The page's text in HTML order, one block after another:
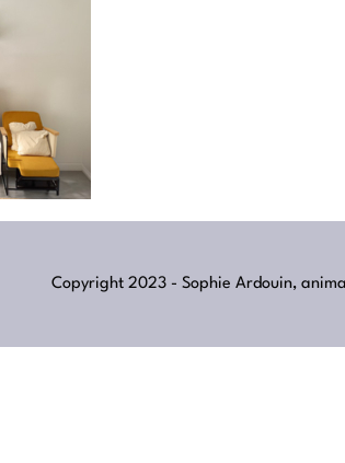
Copyright 2023 - Sophie Ardouin,